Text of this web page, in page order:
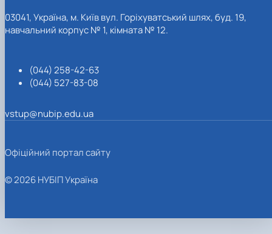
03041, Україна, м. Київ вул. Горіхуватський шлях, буд. 19,
навчальний корпус № 1, кімната № 12.
(044) 258-42-63
(044) 527-83-08
vstup@nubip.edu.ua
Офіційний портал сайту
© 2026 НУБІП Україна